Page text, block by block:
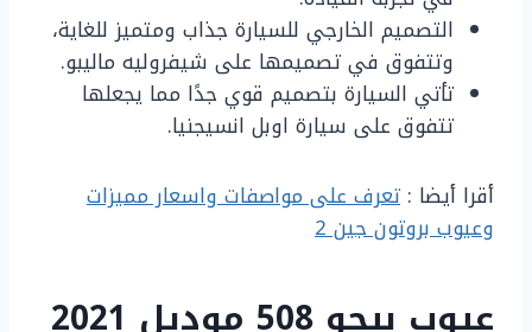
التصميم الخارجي للسيارة جذاب ومتميز للغاية،
وتتفوق في تصميمها على شيفروليه ماليبو.
تأتي السيارة بتصميم قوي جدًا مما يجعلها
تتفوق على سيارة اوبل انسيجنيا.
أقرا أيضا : تعرف على مواصفات واسعار مميزات
وعيوب بروتون جين 2
عيوب بيجو 508 موديل 2021